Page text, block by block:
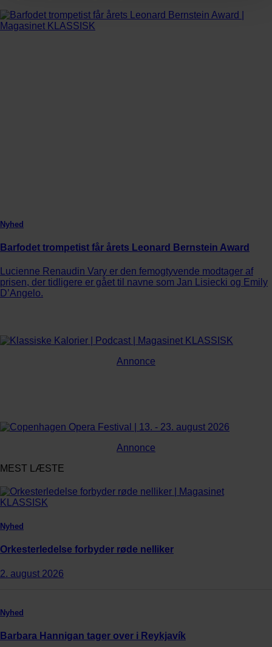
Nyhed
Barfodet trompetist får årets Leonard Bernstein Award
Lucienne Renaudin Vary er den femogtyvende modtager af
prisen, der tidligere er gået til navne som Jan Lisiecki og Emily
D’Angelo.
Annonce
Annonce
MEST LÆSTE
Nyhed
Orkesterledelse forbyder røde nelliker
2. august 2026
Nyhed
Barbara Hannigan tager over i Reykjavík